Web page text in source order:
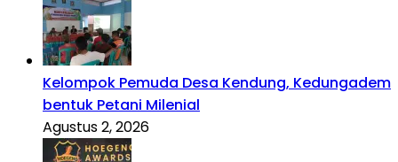
Kelompok Pemuda Desa Kendung, Kedungadem
bentuk Petani Milenial
Agustus 2, 2026